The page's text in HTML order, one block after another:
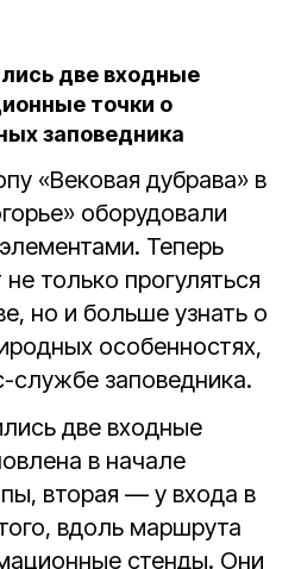
две входные
точки о
заповедника
«Вековая дубрава» в
оборудовали
Теперь
только прогуляться
но и больше узнать о
особенностях,
службе заповедника.
две входные
в начале
вторая — у входа в
вдоль маршрута
стенды. Они